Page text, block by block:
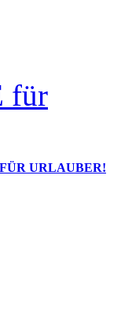
FÜR URLAUBER!